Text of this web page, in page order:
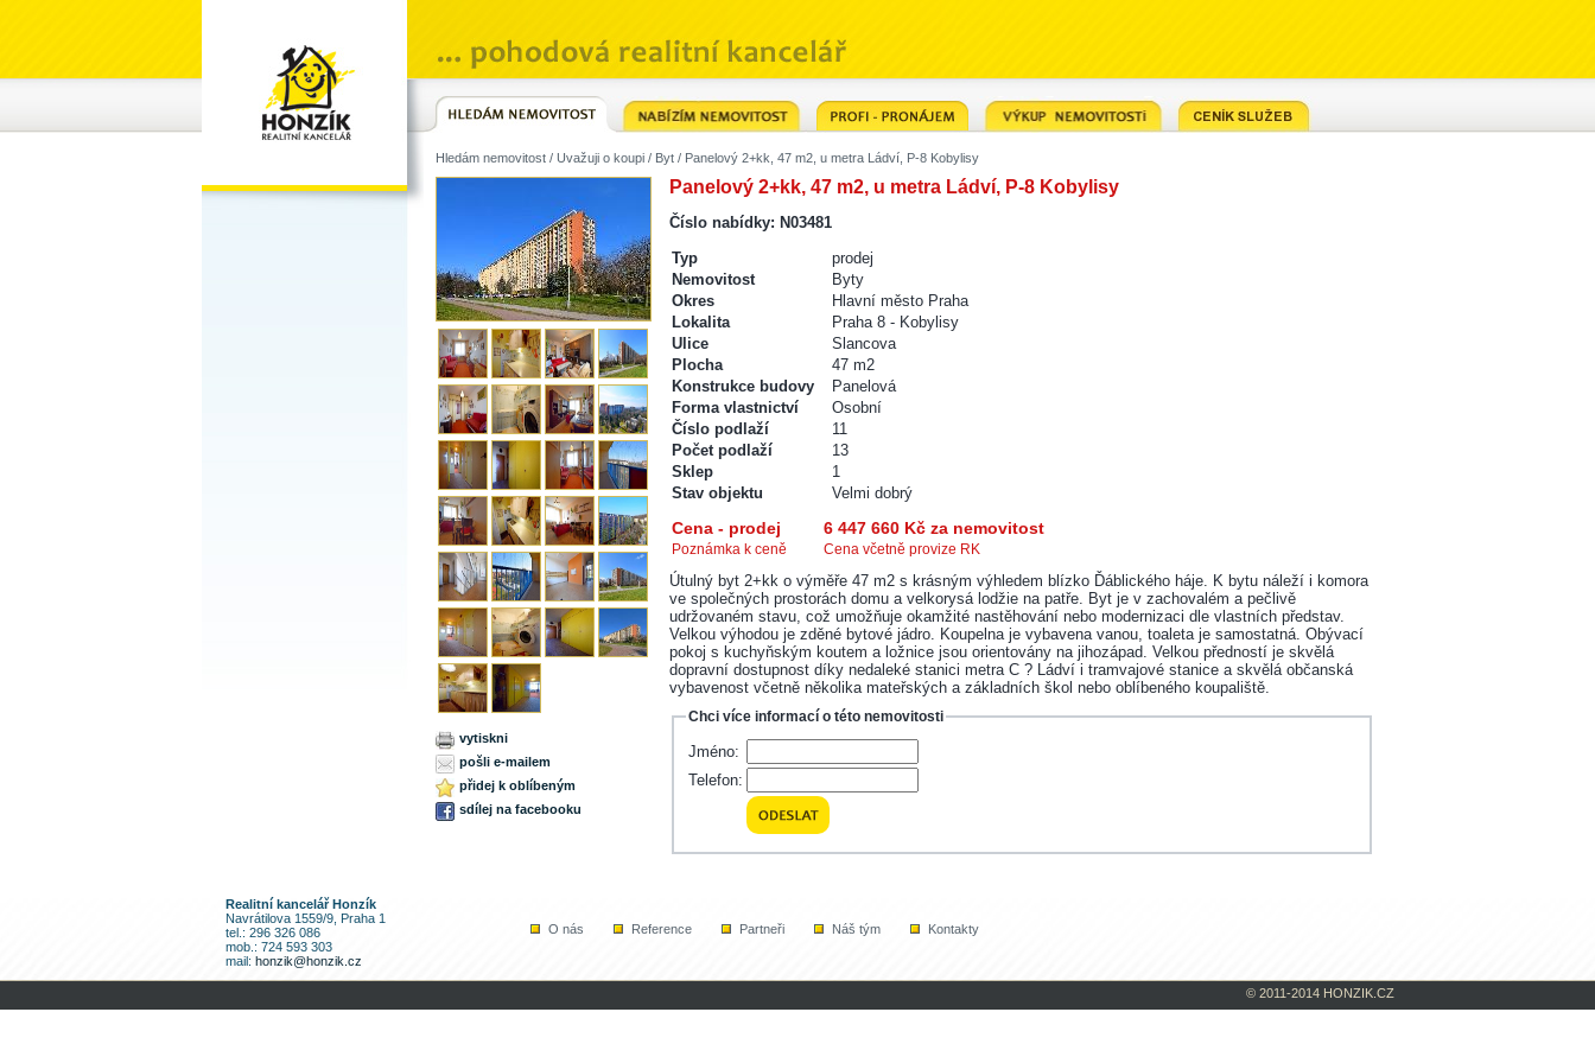
Hledám nemovitost/ Uvažuji o koupi/ Byt/ Panelový 2+kk, 47 m2, u metra Ládví, P-8 Kobylisy
vytiskni
pošli e-mailem
přidej k oblíbeným
sdílej na facebooku
Panelový 2+kk, 47 m2, u metra Ládví, P-8 Kobylisy
Číslo nabídky: N03481
Typ
prodej
Nemovitost
Byty
Okres
Hlavní město Praha
Lokalita
Praha 8 - Kobylisy
Ulice
Slancova
Plocha
47 m2
Konstrukce budovy
Panelová
Forma vlastnictví
Osobní
Číslo podlaží
11
Počet podlaží
13
Sklep
1
Stav objektu
Velmi dobrý
Cena - prodej 6 447 660 Kč za nemovitost
Poznámka k ceně Cena včetně provize RK
Útulný byt 2+kk o výměře 47 m2 s krásným výhledem blízko Ďáblického háje. K bytu náleží i komora
ve společných prostorách domu a velkorysá lodžie na patře. Byt je v zachovalém a pečlivě
udržovaném stavu, což umožňuje okamžité nastěhování nebo modernizaci dle vlastních představ.
Velkou výhodou je zděné bytové jádro. Koupelna je vybavena vanou, toaleta je samostatná. Obývací
pokoj s kuchyňským koutem a ložnice jsou orientovány na jihozápad. Velkou předností je skvělá
dopravní dostupnost díky nedaleké stanici metra C ? Ládví i tramvajové stanice a skvělá občanská
vybavenost včetně několika mateřských a základních škol nebo oblíbeného koupaliště.
Chci více informací o této nemovitosti
Jméno:
Telefon:
Realitní kancelář Honzík
Navrátilova 1559/9, Praha 1
tel.: 296 326 086
mob.: 724 593 303
mail: honzik@honzik.cz
O nás Reference Partneři Náš tým Kontakty
© 2011-2014 HONZIK.CZ